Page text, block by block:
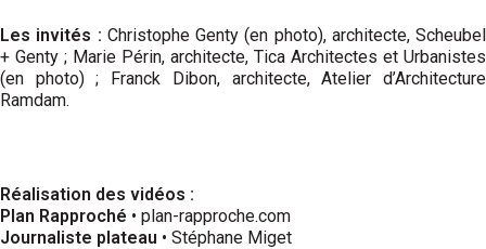
Les invités : Christophe Genty (en photo), architecte, Scheubel
+ Genty ; Marie Périn, architecte, Tica Architectes et Urbanistes
(en photo) ; Franck Dibon, architecte, Atelier d’Architecture
Ramdam.
Réalisation des vidéos :
Plan Rapproché • plan-rapproche.com
Journaliste plateau • Stéphane Miget